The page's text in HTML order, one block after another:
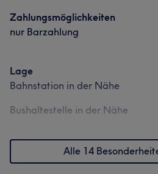
Zahlungsmöglichkeiten
nur Barzahlung
Lage
Bahnstation in der Nähe
Bushaltestelle in der Nähe
Alle 14